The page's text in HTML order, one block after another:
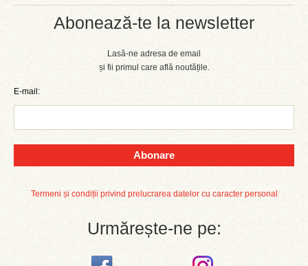
Abonează-te la newsletter
Lasă-ne adresa de email
și fii primul care află noutățile.
E-mail:
Abonare
Termeni și condiții privind prelucrarea datelor cu caracter personal
Urmărește-ne pe: